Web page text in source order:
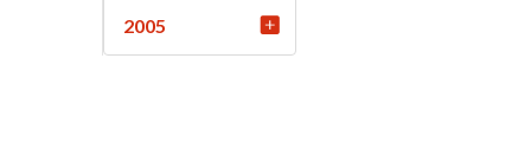
2005